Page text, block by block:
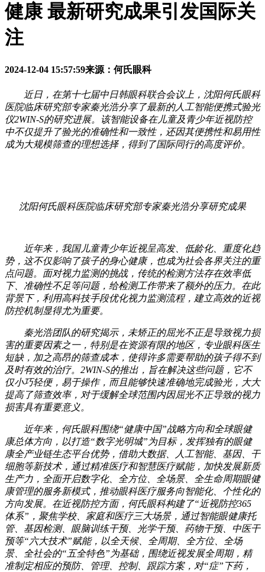
健康 最新研究成果引发国际关
注
2024-12-04 15:57:59来源：何氏眼科
近日，在第十七届中日韩眼科联合会议上，沈阳何氏眼科
医院临床研究部专家秦光浩分享了最新的人工智能便携式验光
仪2WIN-S的研究进展。该智能设备在儿童及青少年近视防控
中不仅提升了验光的准确性和一致性，还因其便携性和易用性
成为大规模筛查的理想选择，得到了国际同行的高度评价。
沈阳何氏眼科医院临床研究部专家秦光浩分享研究成果
近年来，我国儿童青少年近视呈高发、低龄化、重度化趋
势，这不仅影响了孩子的身心健康，也成为社会各界关注的重
点问题。面对视力监测的挑战，传统的检测方法存在效率低
下、准确性不足等问题，给检测工作带来了额外的压力。在此
背景下，利用高科技手段优化视力监测流程，建立高效的近视
防控机制显得尤为重要。
秦光浩团队的研究揭示，未矫正的屈光不正是导致视力损
害的重要因素之一，特别是在资源有限的地区，专业眼科医生
短缺，加之高昂的筛查成本，使得许多需要帮助的孩子得不到
及时有效的治疗。2WIN-S的推出，旨在解决这些问题，它不
仅小巧轻便，易于操作，而且能够快速准确地完成验光，大大
提高了筛查效率，对于缓解全球范围内因屈光不正导致的视力
损害具有重要意义。
近年来，何氏眼科围绕“健康中国”战略方向和全球眼健
康总体方向，以打造“数字光明城”为目标，发挥独有的眼健
康全产业链生态平台优势，借助大数据、人工智能、基因、干
细胞等新技术，通过精准医疗和智慧医疗赋能，加快发展新质
生产力，全面开启数字化、全方位、全场景、全生命周期眼健
康管理的服务新模式，推动眼科医疗服务向智能化、个性化的
方向发展。在近视防控方面，何氏眼科构建了“近视防控365
体系”，聚焦学校、家庭和医疗三大场景，通过智能眼健康托
管、基因检测、眼脑训练干预、光学干预、药物干预、中医干
预等“六大技术”赋能，以全天候、全周期、全方位、全场
景、全社会的“五全特色”为基础，围绕近视发展全周期，精
准制定相应的预防、管理、控制、跟踪方案，对“症”下药，